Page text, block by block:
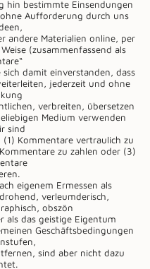
hin bestimmte Einsendungen
Aufforderung durch uns
andere Materialien online, per
(zusammenfassend als
damit einverstanden, dass
jederzeit und ohne
verbreiten, übersetzen
Medium verwenden
sind
Kommentare vertraulich zu
zu zahlen oder (3)
eigenem Ermessen als
verleumderisch,
obszön
als das geistige Eigentum
Geschäftsbedingungen
sind aber nicht dazu